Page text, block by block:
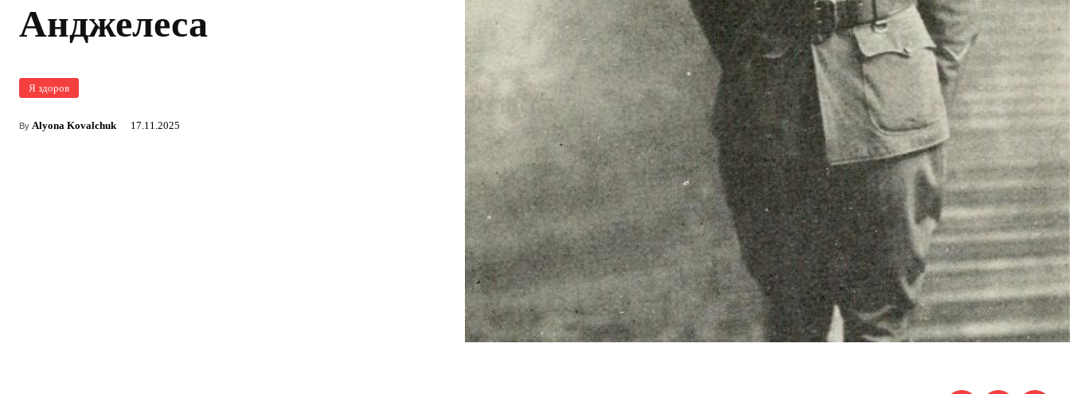
Анджелеса
Я здоров
By Alyona Kovalchuk 17.11.2025